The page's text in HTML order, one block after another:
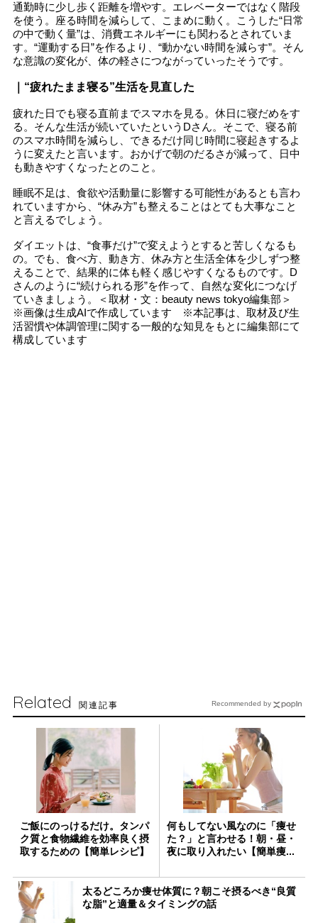
通勤時に少し歩く距離を増やす。エレベーターではなく階段
を使う。座る時間を減らして、こまめに動く。こうした“日常
の中で動く量”は、消費エネルギーにも関わるとされていま
す。“運動する日”を作るより、“動かない時間を減らす”。そん
な意識の変化が、体の軽さにつながっていったそうです。
｜“疲れたまま寝る”生活を見直した
疲れた日でも寝る直前までスマホを見る。休日に寝だめをす
る。そんな生活が続いていたというDさん。そこで、寝る前
のスマホ時間を減らし、できるだけ同じ時間に寝起きするよ
うに変えたと言います。おかげで朝のだるさが減って、日中
も動きやすくなったとのこと。
睡眠不足は、食欲や活動量に影響する可能性があるとも言わ
れていますから、“休み方”も整えることはとても大事なこと
と言えるでしょう。
ダイエットは、“食事だけ”で変えようとすると苦しくなるも
の。でも、食べ方、動き方、休み方と生活全体を少しずつ整
えることで、結果的に体も軽く感じやすくなるものです。D
さんのように“続けられる形”を作って、自然な変化につなげ
ていきましょう。＜取材・文：beauty news tokyo編集部＞
※画像は生成AIで作成しています ※本記事は、取材及び生
活習慣や体調管理に関する一般的な知見をもとに編集部にて
構成しています
Related 関連記事
ご飯にのっけるだけ。タンパ
ク質と食物繊維を効率良く摂
取するための【簡単レシピ】
何もしてない風なのに「痩せ
た？」と言わせる！朝・昼・
夜に取り入れたい【簡単痩...
太るどころか痩せ体質に？朝こそ摂るべき“良質
な脂”と適量＆タイミングの話
Recommended by